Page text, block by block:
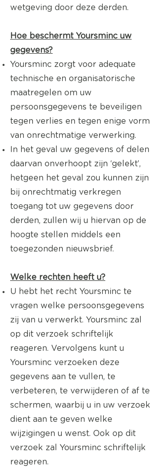
wetgeving door deze derden.
Hoe beschermt Yoursminc uw
gegevens?
Yoursminc zorgt voor adequate
technische en organisatorische
maatregelen om uw
persoonsgegevens te beveiligen
tegen verlies en tegen enige vorm
van onrechtmatige verwerking.
In het geval uw gegevens of delen
daarvan onverhoopt zijn ‘gelekt’,
hetgeen het geval zou kunnen zijn
bij onrechtmatig verkregen
toegang tot uw gegevens door
derden, zullen wij u hiervan op de
hoogte stellen middels een
toegezonden nieuwsbrief.
Welke rechten heeft u?
U hebt het recht Yoursminc te
vragen welke persoonsgegevens
zij van u verwerkt. Yoursminc zal
op dit verzoek schriftelijk
reageren. Vervolgens kunt u
Yoursminc verzoeken deze
gegevens aan te vullen, te
verbeteren, te verwijderen of af te
schermen, waarbij u in uw verzoek
dient aan te geven welke
wijzigingen u wenst. Ook op dit
verzoek zal Yoursminc schriftelijk
reageren.